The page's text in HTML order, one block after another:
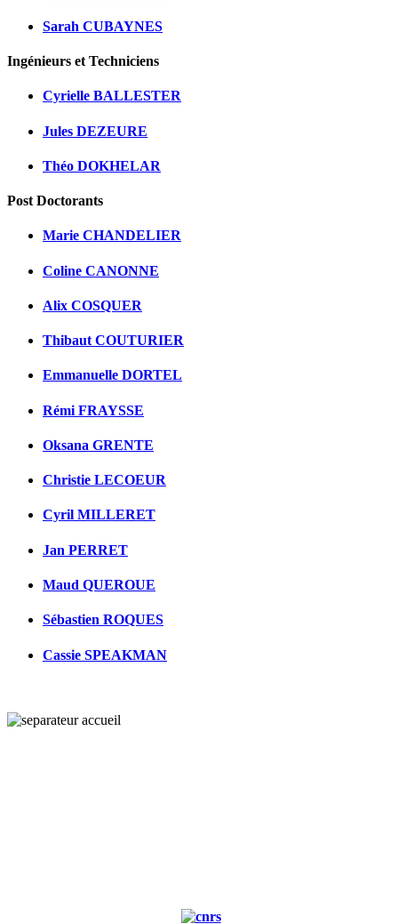
Sarah CUBAYNES
Ingénieurs et Techniciens
Cyrielle BALLESTER
Jules DEZEURE
Théo DOKHELAR
Post Doctorants
Marie CHANDELIER
Coline CANONNE
Alix COSQUER
Thibaut COUTURIER
Emmanuelle DORTEL
Rémi FRAYSSE
Oksana GRENTE
Christie LECOEUR
Cyril MILLERET
Jan PERRET
Maud QUEROUE
Sébastien ROQUES
Cassie SPEAKMAN